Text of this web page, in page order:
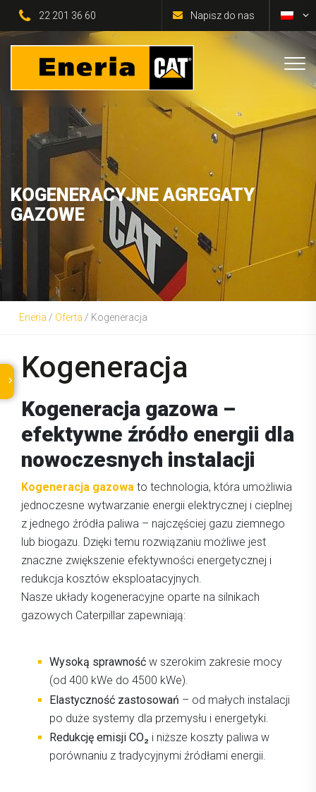
22 201 36 60 Napisz do nas
KOGENERACYJNE AGREGATY
GAZOWE
Eneria / Oferta / Kogeneracja
Kogeneracja
Kogeneracja gazowa –
efektywne źródło energii dla
nowoczesnych instalacji
Kogeneracja gazowa to technologia, która umożliwia
jednoczesne wytwarzanie energii elektrycznej i cieplnej
z jednego źródła paliwa – najczęściej gazu ziemnego
lub biogazu. Dzięki temu rozwiązaniu możliwe jest
znaczne zwiększenie efektywności energetycznej i
redukcja kosztów eksploatacyjnych.
Nasze układy kogeneracyjne oparte na silnikach
gazowych Caterpillar zapewniają:
Wysoką sprawność w szerokim zakresie mocy
(od 400 kWe do 4500 kWe).
Elastyczność zastosowań – od małych instalacji
po duże systemy dla przemysłu i energetyki.
Redukcję emisji CO₂ i niższe koszty paliwa w
porównaniu z tradycyjnymi źródłami energii.